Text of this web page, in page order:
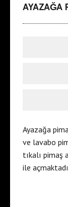
AYAZAĞA
Ayazağa
ve lavabo
tıkalı pimaş
ile